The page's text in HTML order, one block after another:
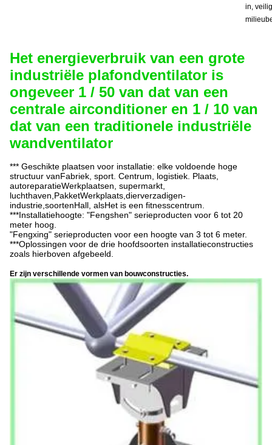
in,
Het energieverbruik van een grote
industriële plafondventilator is
ongeveer 1 / 50 van dat van een
centrale airconditioner en 1 / 10 van
dat van een traditionele industriële
wandventilator
*** Geschikte plaatsen voor installatie: elke voldoende hoge
structuur vanFabriek, sport. Centrum, logistiek. Plaats,
autoreparatieWerkplaatsen, supermarkt
luchthaven PakketWerkplaats,dierverzadigen-
industrie, soortenHall, alsHet is een fitnesscentrum.
***Installatiehoogte: "Fengshen" serieproducten voor 6 tot 20
meter hoog.
"Fengxing" serieproducten voor een hoogte van 3 tot 6 meter.
***Oplossingen voor de drie hoofdsoorten installatieconstructies
zoals hierboven afgebeeld.
Er zijn verschillende vormen van bouwconstructies.